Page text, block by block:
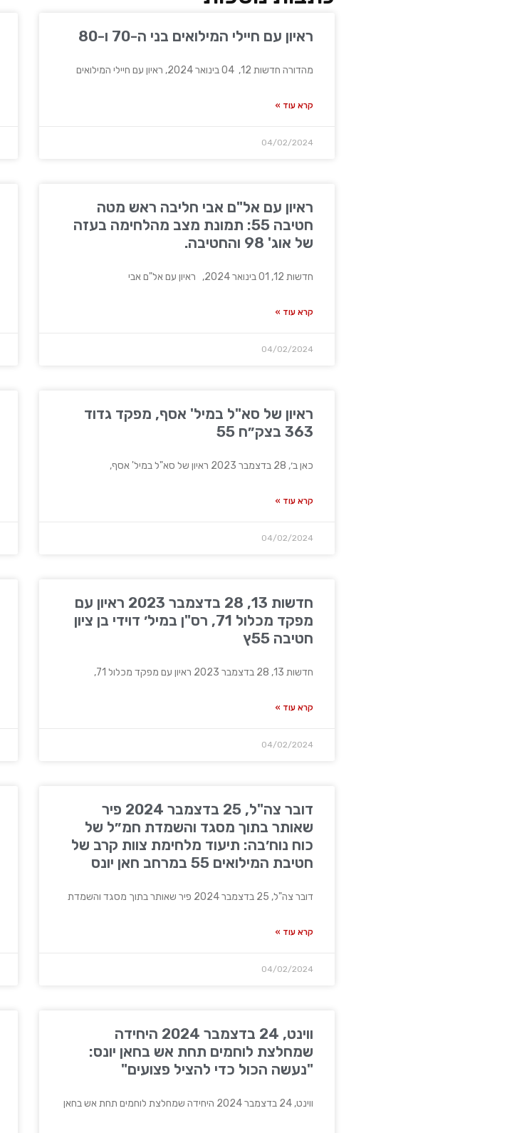
ראיון עם חיילי המילואים בני ה-70 ו-80
מהדורה חדשות 12, 04 בינואר 2024, ראיון עם חיילי המילואים
קרא עוד »
04/02/2024
ראיון עם אל"ם אבי חליבה ראש מטה
חטיבה 55: תמונת מצב מהלחימה בעזה
של אוג' 98 והחטיבה.
חדשות 12, 01 בינואר 2024, ראיון עם אל"ם אבי
קרא עוד »
04/02/2024
ראיון של סא"ל במיל' אסף, מפקד גדוד
363 בצק״ח 55
כאן ב׳, 28 בדצמבר 2023 ראיון של סא"ל במיל' אסף,
קרא עוד »
04/02/2024
חדשות 13, 28 בדצמבר 2023 ראיון עם
מפקד מכלול 71, רס"ן במיל׳ דוידי בן ציון
חטיבה 55ץ
חדשות 13, 28 בדצמבר 2023 ראיון עם מפקד מכלול 71,
קרא עוד »
04/02/2024
דובר צה"ל, 25 בדצמבר 2024 פיר
שאותר בתוך מסגד והשמדת חמ״ל של
כוח נוח׳בה: תיעוד מלחימת צוות קרב של
חטיבת המילואים 55 במרחב חאן יונס
דובר צה"ל, 25 בדצמבר 2024 פיר שאותר בתוך מסגד והשמדת
קרא עוד »
04/02/2024
ווינט, 24 בדצמבר 2024 היחידה
שמחלצת לוחמים תחת אש בחאן יונס:
"נעשה הכול כדי להציל פצועים"
ווינט, 24 בדצמבר 2024 היחידה שמחלצת לוחמים תחת אש בחאן